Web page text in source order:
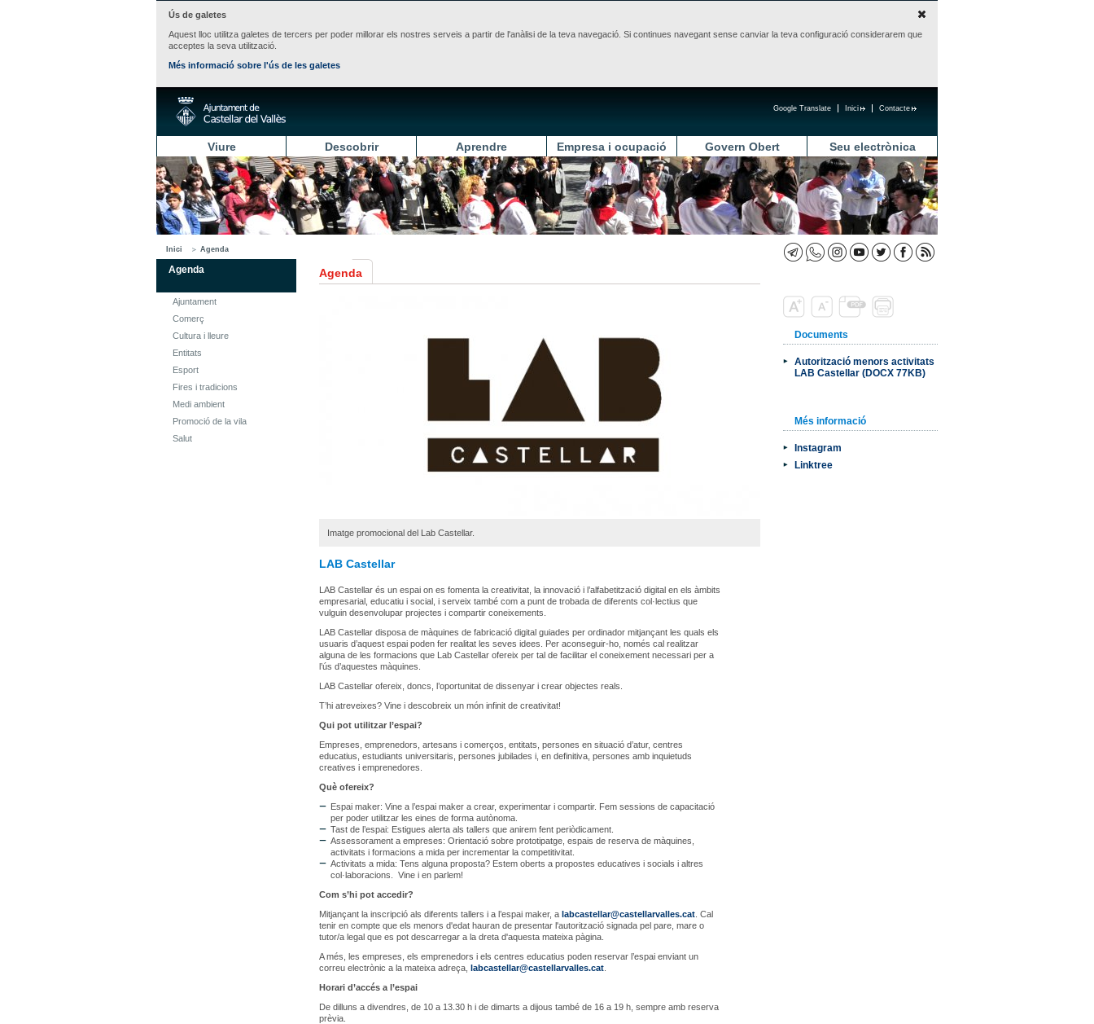
Ús de galetes
Aquest lloc utilitza galetes de tercers per poder millorar els nostres serveis a partir de l'anàlisi de la teva navegació. Si continues navegant sense canviar la teva configuració considerarem que
acceptes la seva utilització.
Més informació sobre l'ús de les galetes
Contacte
Inici
Google Translate
Viure Descobrir Aprendre Empresa i ocupació Govern Obert Seu electrònica
Inici Agenda
Agenda
Ajuntament
Comerç
Cultura i lleure
Entitats
Esport
Fires i tradicions
Medi ambient
Promoció de la vila
Salut
Agenda
Imatge promocional del Lab Castellar.
LAB Castellar
LAB Castellar és un espai on es fomenta la creativitat, la innovació i l’alfabetització digital en els àmbits
empresarial, educatiu i social, i serveix també com a punt de trobada de diferents col·lectius que
vulguin desenvolupar projectes i compartir coneixements.
LAB Castellar disposa de màquines de fabricació digital guiades per ordinador mitjançant les quals els
usuaris d’aquest espai poden fer realitat les seves idees. Per aconseguir-ho, només cal realitzar
alguna de les formacions que Lab Castellar ofereix per tal de facilitar el coneixement necessari per a
l’ús d’aquestes màquines.
LAB Castellar ofereix, doncs, l’oportunitat de dissenyar i crear objectes reals.
T’hi atreveixes? Vine i descobreix un món infinit de creativitat!
Qui pot utilitzar l’espai?
Empreses, emprenedors, artesans i comerços, entitats, persones en situació d’atur, centres
educatius, estudiants universitaris, persones jubilades i, en definitiva, persones amb inquietuds
creatives i emprenedores.
Què ofereix?
Espai maker: Vine a l’espai maker a crear, experimentar i compartir. Fem sessions de capacitació
per poder utilitzar les eines de forma autònoma.
Tast de l’espai: Estigues alerta als tallers que anirem fent periòdicament.
Assessorament a empreses: Orientació sobre prototipatge, espais de reserva de màquines,
activitats i formacions a mida per incrementar la competitivitat.
Activitats a mida: Tens alguna proposta? Estem oberts a propostes educatives i socials i altres
col·laboracions. Vine i en parlem!
Com s’hi pot accedir?
Mitjançant la inscripció als diferents tallers i a l’espai maker, a labcastellar@castellarvalles.cat . Cal
tenir en compte que els menors d'edat hauran de presentar l'autorització signada pel pare, mare o
tutor/a legal que es pot descarregar a la dreta d'aquesta mateixa pàgina.
A més, les empreses, els emprenedors i els centres educatius poden reservar l’espai enviant un
correu electrònic a la mateixa adreça, labcastellar@castellarvalles.cat
Horari d’accés a l’espai
De dilluns a divendres, de 10 a 13.30 h i de dimarts a dijous també de 16 a 19 h, sempre amb reserva
prèvia.
Documents
Autorització menors activitats
LAB Castellar (DOCX 77KB)
Més informació
Instagram
Linktree